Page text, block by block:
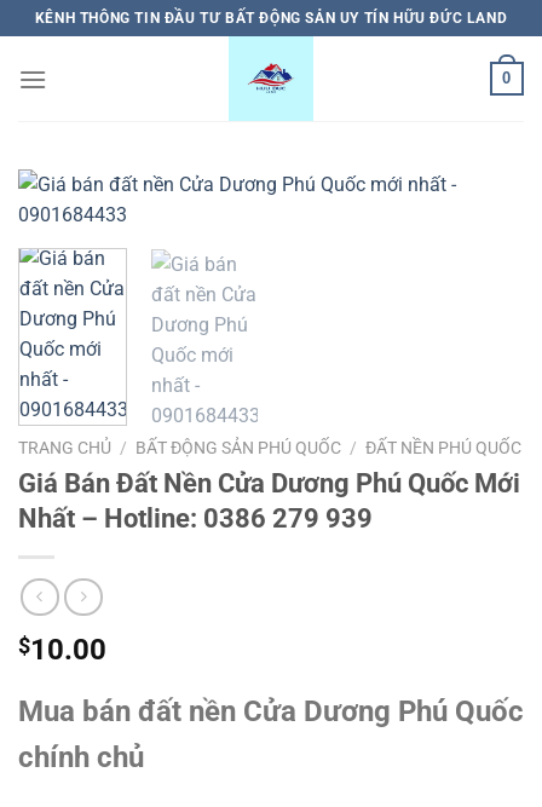
qua
nội
KÊNH THÔNG TIN ĐẦU TƯ BẤT ĐỘNG SẢN UY TÍN HỮU ĐỨC LAND
0
TRANG CHỦ / BẤT ĐỘNG SẢN PHÚ QUỐC / ĐẤT NỀN PHÚ QUỐC
Giá Bán Đất Nền Cửa Dương Phú Quốc Mới
Nhất – Hotline: 0386 279 939
$10.00
Mua bán đất nền Cửa Dương Phú Quốc
chính chủ